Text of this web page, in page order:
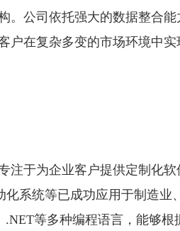
。公司依托强大的数据整合
户在复杂多变的市场环境中实
注于为企业客户提供定制化
系统等已成功应用于制造业
.NET等多种编程语言，能够